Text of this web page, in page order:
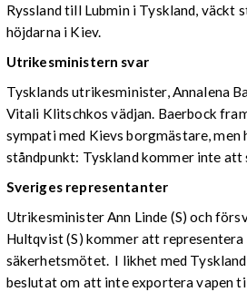
Ryssland till Lubmin i Tyskland, väckt
höjdarna i Kiev.
Utrikesministern svar
Tysklands utrikesminister, Annalena
Vitali Klitschkos vädjan. Baerbock
sympati med Kievs borgmästare,
ståndpunkt: Tyskland kommer inte att
Sveriges representanter
Utrikesminister Ann Linde (S) och
Hultqvist (S) kommer att representera
säkerhetsmötet. I likhet med
beslutat om att inte exportera vapen